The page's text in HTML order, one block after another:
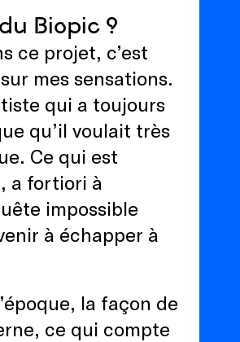
Biopic ?
ce projet, c’est
mes sensations.
qui a toujours
qu’il voulait très
Ce qui est
a fortiori à
impossible
à échapper à
la façon de
ce qui compte